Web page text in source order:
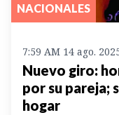
NACIONALES
7:59 AM 14 ago.
Nuevo giro:
por su pareja;
hogar